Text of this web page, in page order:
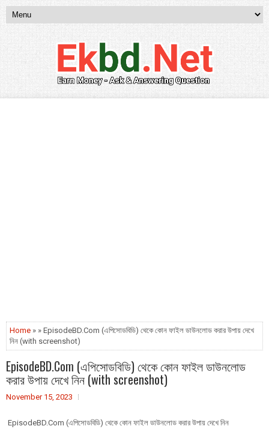
Home » » EpisodeBD.Com (এপিসোডবিডি) থেকে কোন ফাইল ডাউনলোড করার উপায় দেখে
নিন (with screenshot)
EpisodeBD.Com (এপিসোডবিডি) থেকে কোন ফাইল ডাউনলোড
করার উপায় দেখে নিন (with screenshot)
November 15, 2023
EpisodeBD.Com (এপিসোডবিডি) থেকে কোন ফাইল ডাউনলোড করার উপায় দেখে নিন